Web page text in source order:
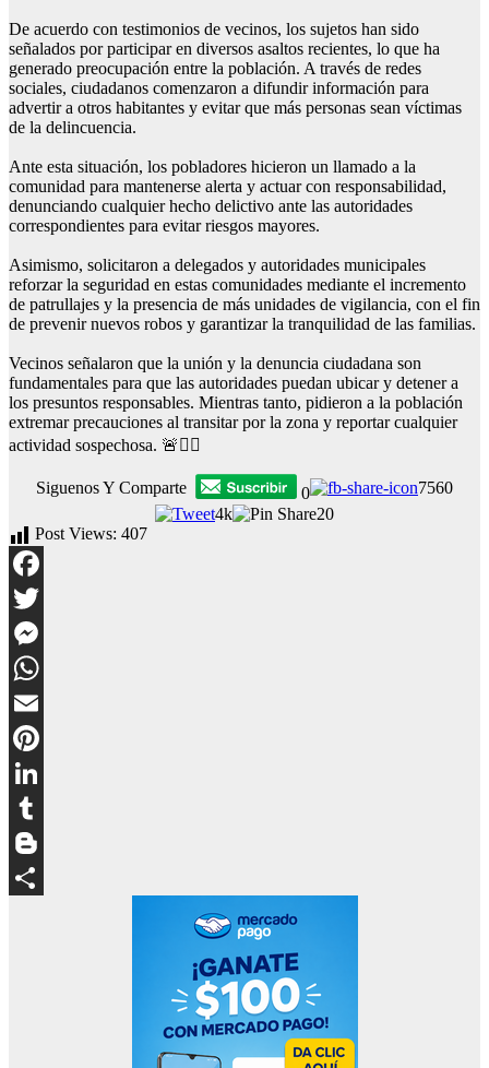
De acuerdo con testimonios de vecinos, los sujetos han sido
señalados por participar en diversos asaltos recientes, lo que ha
generado preocupación entre la población. A través de redes
sociales, ciudadanos comenzaron a difundir información para
advertir a otros habitantes y evitar que más personas sean víctimas
de la delincuencia.
Ante esta situación, los pobladores hicieron un llamado a la
comunidad para mantenerse alerta y actuar con responsabilidad,
denunciando cualquier hecho delictivo ante las autoridades
correspondientes para evitar riesgos mayores.
Asimismo, solicitaron a delegados y autoridades municipales
reforzar la seguridad en estas comunidades mediante el incremento
de patrullajes y la presencia de más unidades de vigilancia, con el fin
de prevenir nuevos robos y garantizar la tranquilidad de las familias.
Vecinos señalaron que la unión y la denuncia ciudadana son
fundamentales para que las autoridades puedan ubicar y detener a
los presuntos responsables. Mientras tanto, pidieron a la población
extremar precauciones al transitar por la zona y reportar cualquier
actividad sospechosa. 🚨👮‍♂️
Siguenos Y Comparte 0
7560
4k
20
Post Views: 407
Facebook
Twitter
Messenger
WhatsApp
Email
Pinterest
LinkedIn
Tumblr
Blogger